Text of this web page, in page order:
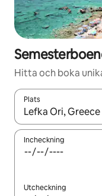
Hitta och boka
Plats
När resultaten är
Incheckning
Utcheckning